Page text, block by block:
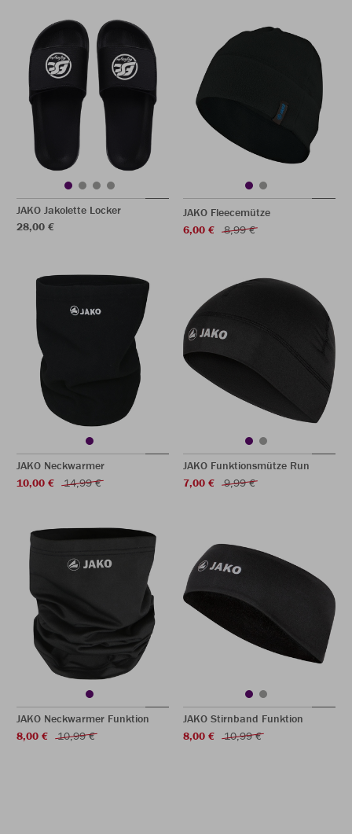
JAKO Jakolette Locker
28,00 €
JAKO Fleecemütze
6,00 €
8,99 €
JAKO Neckwarmer
10,00 €
14,99 €
JAKO Funktionsmütze Run
7,00 €
9,99 €
JAKO Neckwarmer Funktion
8,00 €
10,99 €
JAKO Stirnband Funktion
8,00 €
10,99 €